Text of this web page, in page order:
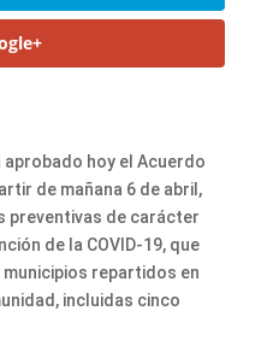
aprobado hoy el Acuerdo
de mañana 6 de abril,
preventivas de carácter
de la COVID-19, que
repartidos en
incluidas cinco